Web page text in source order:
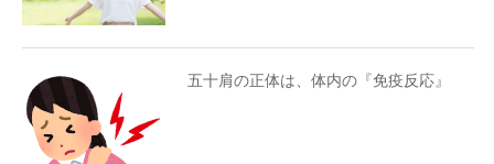
五十肩の正体は、体内の『免疫反応』
プロからのアドバイス：大切なのは「回数」では